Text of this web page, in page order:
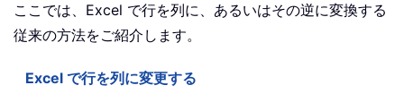
ここでは、Excel で行を列に、あるいはその逆に変換する
従来の方法をご紹介します。
Excel で行を列に変更する